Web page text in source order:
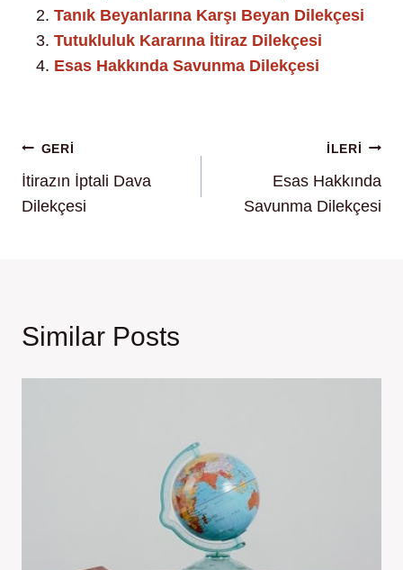
Tanık Beyanlarına Karşı Beyan Dilekçesi
Tutukluluk Kararına İtiraz Dilekçesi
Esas Hakkında Savunma Dilekçesi
Yazı
gezinmesi
GERİ
İtirazın İptali Dava
Dilekçesi
İLERI
Esas Hakkında
Savunma Dilekçesi
Similar Posts